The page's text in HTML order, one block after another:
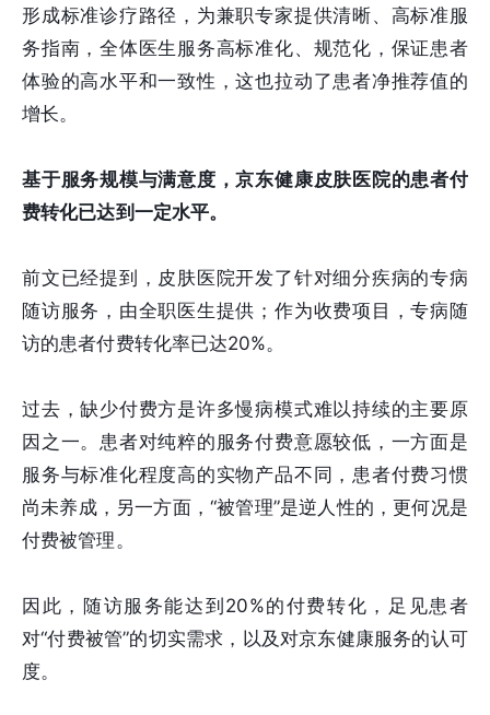
形成标准诊疗路径，为兼职专家提供清晰、高标准服
务指南，全体医生服务高标准化、规范化，保证患者
体验的高水平和一致性，这也拉动了患者净推荐值的
增长。
基于服务规模与满意度，京东健康皮肤医院的患者付
费转化已达到一定水平。
前文已经提到，皮肤医院开发了针对细分疾病的专病
随访服务，由全职医生提供；作为收费项目，专病随
访的患者付费转化率已达20%。
过去，缺少付费方是许多慢病模式难以持续的主要原
因之一。患者对纯粹的服务付费意愿较低，一方面是
服务与标准化程度高的实物产品不同，患者付费习惯
尚未养成，另一方面，“被管理”是逆人性的，更何况是
付费被管理。
因此，随访服务能达到20%的付费转化，足见患者
对“付费被管”的切实需求，以及对京东健康服务的认可
度。